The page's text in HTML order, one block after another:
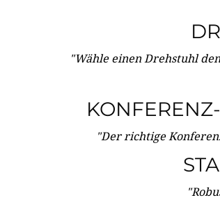
"Wähle einen Drehstuhl
"Der richtige